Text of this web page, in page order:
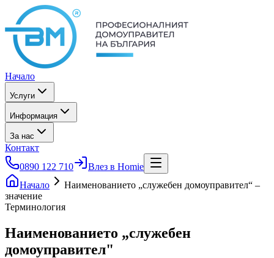
Начало
Услуги
Информация
За нас
Контакт
0890 122 710
Влез в Homie
Начало
Наименованието „служебен домоуправител“ –
значение
Терминология
Наименованието „служебен
домоуправител"